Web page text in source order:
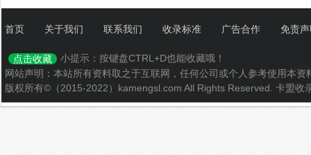
首页 关于我们 联系我们 收录标准 广告合作 免责
点击收藏
小提示：按键盘CTRL+D也能收藏哦！
网站声明：本站所有资料取之于互联网，任何公司或个人参考使用本
版权所有©（2015-2022）kamengsl.com All Rights Reserved. 卡盟收